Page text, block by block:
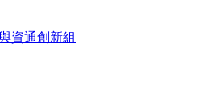
資通創新組